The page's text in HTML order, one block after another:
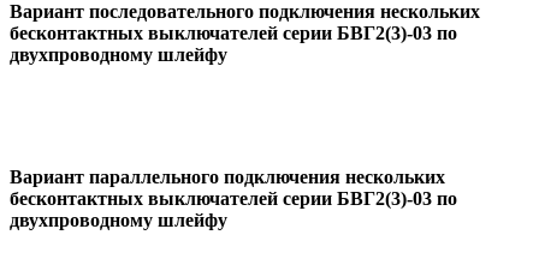
Вариант последовательного подключения нескольких
бесконтактных выключателей серии БВГ2(3)-03 по
двухпроводному шлейфу
Вариант параллельного подключения нескольких
бесконтактных выключателей серии БВГ2(3)-03 по
двухпроводному шлейфу